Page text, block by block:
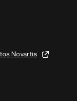
Novartis